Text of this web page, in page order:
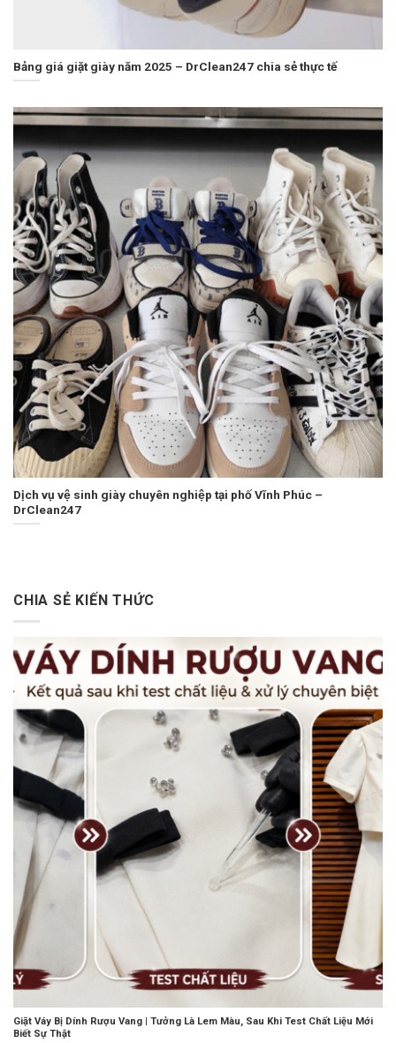
Bảng giá giặt giày năm 2025 – DrClean247 chia sẻ thực tế
Dịch vụ vệ sinh giày chuyên nghiệp tại phố Vĩnh Phúc –
DrClean247
CHIA SẺ KIẾN THỨC
Giặt Váy Bị Dính Rượu Vang | Tưởng Là Lem Màu, Sau Khi Test Chất Liệu Mới
Biết Sự Thật